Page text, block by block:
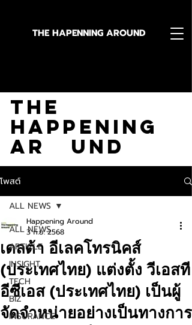
THE HAPENNING AROUND
The
Happening
Ar und
โพสต์
ALL NEWS
ARTICLE
INSIGHT
TECH
BIZ
INSURANCE
ALL NEWS
เดลต้า อีเลคโทรนิคส์
(ประเทศไทย) แต่งตั้ง วีเอสที
อีซีเอส (ประเทศไทย) เป็นผู้
จัดจำหน่ายอย่างเป็นทางการ
Happening Around
3 ก.ย. 2568